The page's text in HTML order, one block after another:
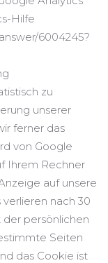
Hilfe
6004245?
zu
unserer
ferner das
von Google
Ihrem Rechner
auf unsere
nach 30
persönlichen
Seiten
das Cookie ist